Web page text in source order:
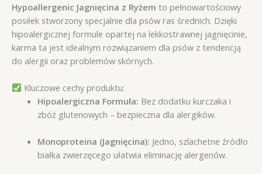
Hypoallergenic Jagnięcina z Ryżem to pełnowartościowy
posiłek stworzony specjalnie dla psów ras średnich. Dzięki
hipoalergicznej formule opartej na lekkostrawnej jagnięcinie,
karma ta jest idealnym rozwiązaniem dla psów z tendencją
do alergii oraz problemów skórnych.
Kluczowe cechy produktu:
Hipoalergiczna Formuła: Bez dodatku kurczaka i
zbóż glutenowych – bezpieczna dla alergików.
Monoproteina (Jagnięcina): Jedno, szlachetne źródło
białka zwierzęcego ułatwia eliminację alergenów.